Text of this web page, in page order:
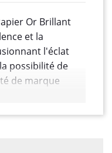
Or Brillant
et la
l'éclat
possibilité de
de marque
toile de fond